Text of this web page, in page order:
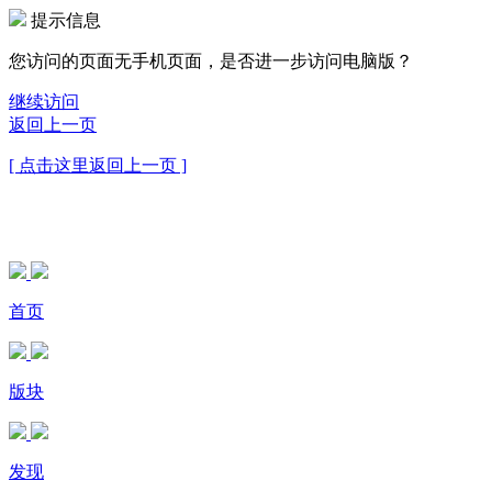
提示信息
您访问的页面无手机页面，是否进一步访问电脑版？
继续访问
返回上一页
[ 点击这里返回上一页 ]
首页
版块
发现